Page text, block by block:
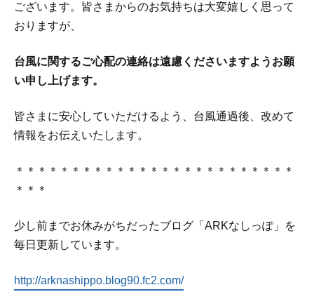
ございます。皆さまからのお気持ちは大変嬉しく思って
おりますが、
台風に関するご心配の連絡は遠慮くださいますようお願
い申し上げます。
皆さまに安心していただけるよう、台風通過後、改めて
情報をお伝えいたします。
＊＊＊＊＊＊＊＊＊＊＊＊＊＊＊＊＊＊＊＊＊＊＊＊＊
＊＊＊
少し前までお休みがちだったブログ「ARKなしっぽ」を
毎日更新しています。
http://arknashippo.blog90.fc2.com/